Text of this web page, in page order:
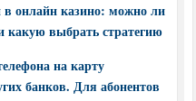
в онлайн казино: можно ли
какую выбрать стратегию
на карту
банков. Для абонентов